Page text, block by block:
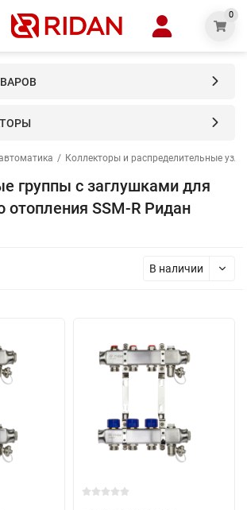
0
/ Коллекторы и распределительные узлы
группы с заглушками для
отопления SSM-R Ридан
В наличии